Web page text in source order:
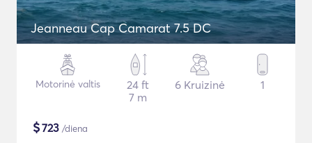
Jeanneau Cap Camarat 7.5 DC
Motorinė valtis
24 ft
7 m
6 Kruizinė 1
$723 /diena